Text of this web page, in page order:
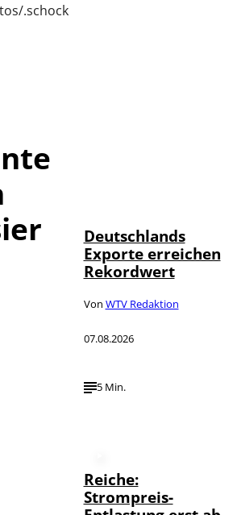
.schock
Deutschlands
Exporte erreichen
Rekordwert
Von WTV Redaktion
07.08.2026
5 Min.
Reiche:
Strompreis-